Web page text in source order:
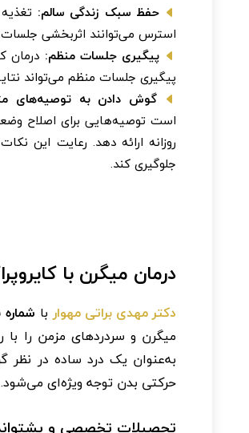
حفظ سبک زندگی سالم:
استرس می‌توانند اثربخشی جلسات
پیگیری جلسات منظم: درمان
پیگیری جلسات منظم می‌تواند
گوش دادن به توصیه‌های
است توصیه‌هایی برای اصلاح
روزانه ارائه دهد. رعایت این
جلوگیری کند.
درمان میگرن با
دکتر مهدی براتی مهواربا شماره
میگرن و سردردهای مزمن را با
به‌عنوان یک درد ساده در نظر
حرکتی بدن توجه ویژه‌ای می‌شود.
تحصیلات تخصصی و